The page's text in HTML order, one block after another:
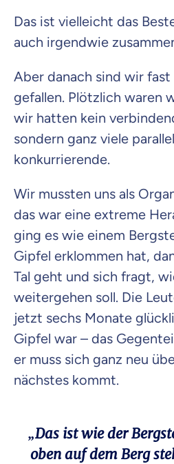
Das ist vielleicht das
auch irgendwie
Aber danach sind wir
gefallen. Plötzlich waren
wir hatten kein
sondern ganz viele
konkurrierende.
Wir mussten uns als
das war eine extreme
ging es wie einem
Gipfel erklommen hat,
Tal geht und sich fragt,
weitergehen soll. Die
jetzt sechs Monate
Gipfel war – das
er muss sich ganz neu
nächstes kommt.
„Das ist wie der
oben auf dem Berg